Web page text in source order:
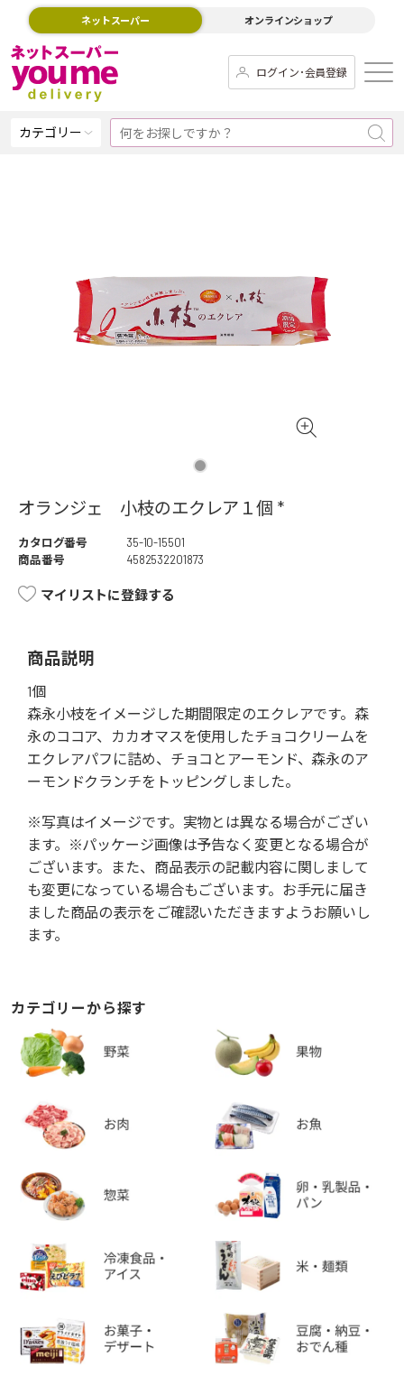
ネットスーパー オンラインショップ
ログイン･会員登録
カテゴリー
オランジェ 小枝のエクレア１個 *
カタログ番号
35-10-15501
商品番号
4582532201873
マイリストに登録する
商品説明
1個
森永小枝をイメージした期間限定のエクレアです。森
永のココア、カカオマスを使用したチョコクリームを
エクレアパフに詰め、チョコとアーモンド、森永のア
ーモンドクランチをトッピングしました。
※写真はイメージです。実物とは異なる場合がござい
ます。※パッケージ画像は予告なく変更となる場合が
ございます。また、商品表示の記載内容に関しまして
も変更になっている場合もございます。お手元に届き
ました商品の表示をご確認いただきますようお願いし
ます。
カテゴリーから探す